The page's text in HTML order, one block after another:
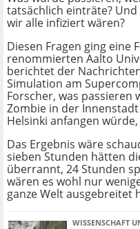
tatsächlich einträte?
wir alle infiziert wären?
Diesen Fragen ging eine
renommierten Aalto
berichtet der
Simulation am
Forscher, was passieren
Zombie in der
Helsinki anfangen
Das Ergebnis wäre
sieben Stunden hätten
überrannt, 24 Stunden
wären es wohl nur
ganze Welt ausgebreitet
WISSENSCHAFT